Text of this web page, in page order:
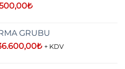
₺Şu
7.500,00₺.
GRUBU
₺Şu
+ KDV